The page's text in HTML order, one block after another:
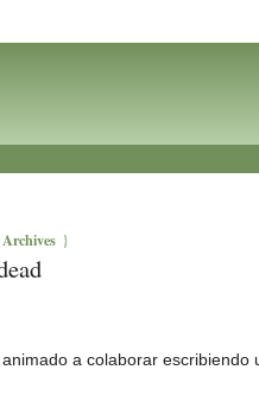
}
a colaborar